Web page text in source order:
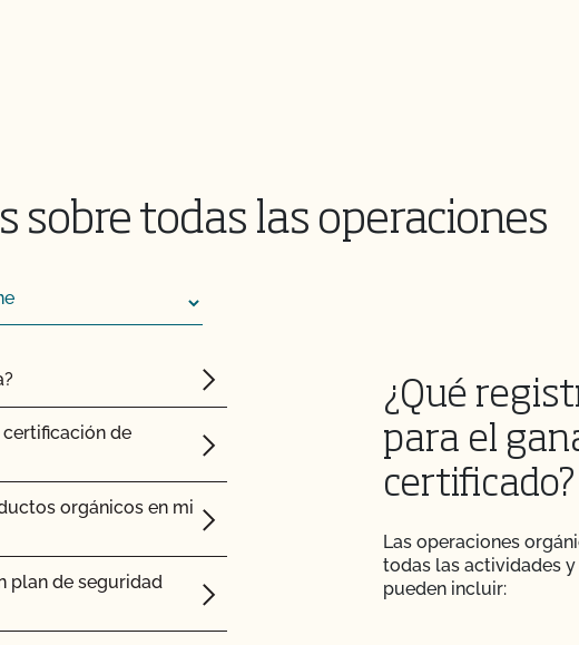
sobre todas las operaciones
certificación de
orgánicos en mi
plan de seguridad
¿Qué
para el
certificado?
Las operaciones
todas las actividades
pueden incluir:
certificado?
Alimentaria de
orgánicos?